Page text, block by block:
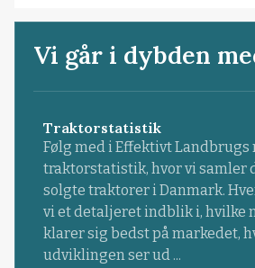
Vi går i dybden
Traktorstatistik
Følg med i Effektivt Landbrugs
traktorstatistik, hvor vi samler
solgte traktorer i Danmark.
vi et detaljeret indblik i, hvilke
klarer sig bedst på markedet,
udviklingen ser ud ...